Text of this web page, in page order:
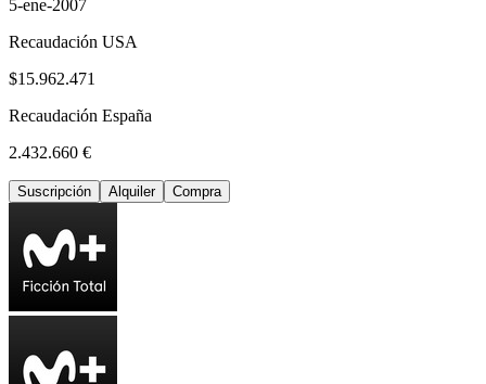
5-ene-2007
Recaudación USA
$15.962.471
Recaudación España
2.432.660 €
Suscripción Alquiler Compra